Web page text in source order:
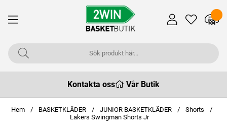
Kontakta oss Vår Butik
Hem BASKETKLÄDER JUNIOR BASKETKLÄDER
Shorts
Lakers Swingman Shorts Jr